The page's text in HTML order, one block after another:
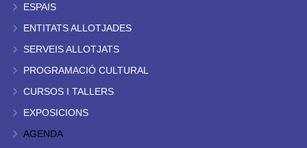
ESPAIS
ENTITATS ALLOTJADES
SERVEIS ALLOTJATS
PROGRAMACIÓ CULTURAL
CURSOS I TALLERS
EXPOSICIONS
AGENDA